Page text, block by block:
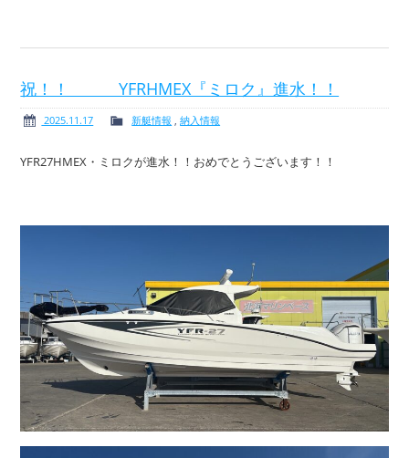
祝！！ YFRHMEX『ミロク』進水！！
2025.11.17 新艇情報 ,納入情報
YFR27HMEX・ミロクが進水！！おめでとうございます！！